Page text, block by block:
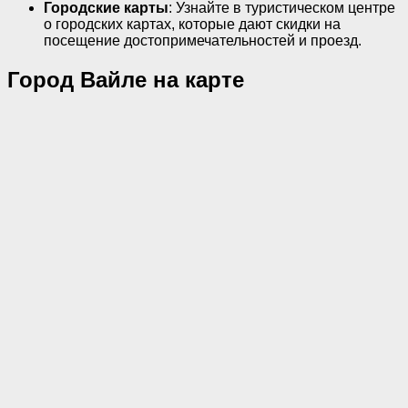
Городские карты: Узнайте в туристическом центре
о городских картах, которые дают скидки на
посещение достопримечательностей и проезд.
Город Вайле на карте